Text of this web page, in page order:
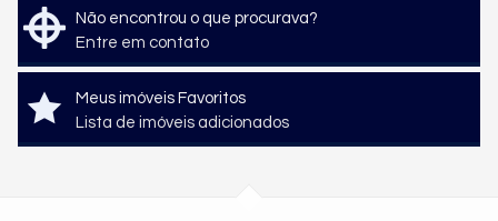
Não encontrou o que procurava?
Entre em contato
Meus imóveis Favoritos
Lista de imóveis adicionados